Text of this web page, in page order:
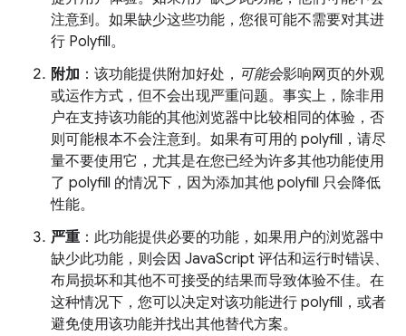
注意到。如果缺少这些功能，您很可能不需要对其进
行 Polyfill。
附加 ：该功能提供附加好处， 可能会影响网页的外观
或运作方式，但不会出现严重问题。事实上，除非用
户在支持该功能的其他浏览器中比较相同的体验，否
则可能根本不会注意到。如果有可用的 polyfill，请尽
量不要使用它，尤其是在您已经为许多其他功能使用
了 polyfill 的情况下，因为添加其他 polyfill 只会降低
性能。
严重 ：此功能提供必要的功能，如果用户的浏览器中
缺少此功能，则会因 JavaScript 评估和运行时错误、
布局损坏和其他不可接受的结果而导致体验不佳。在
这种情况下，您可以决定对该功能进行 polyfill，或者
避免使用该功能并找出其他替代方案。